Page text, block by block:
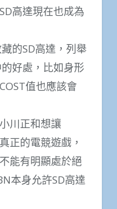
高達現在也成為
的SD高達，列舉
好處，比如身形
值也應該會
川正和想讓
正的電競遊戲，
能有明顯處於絕
本身允許SD高達